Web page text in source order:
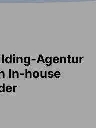
Agentur
In-house